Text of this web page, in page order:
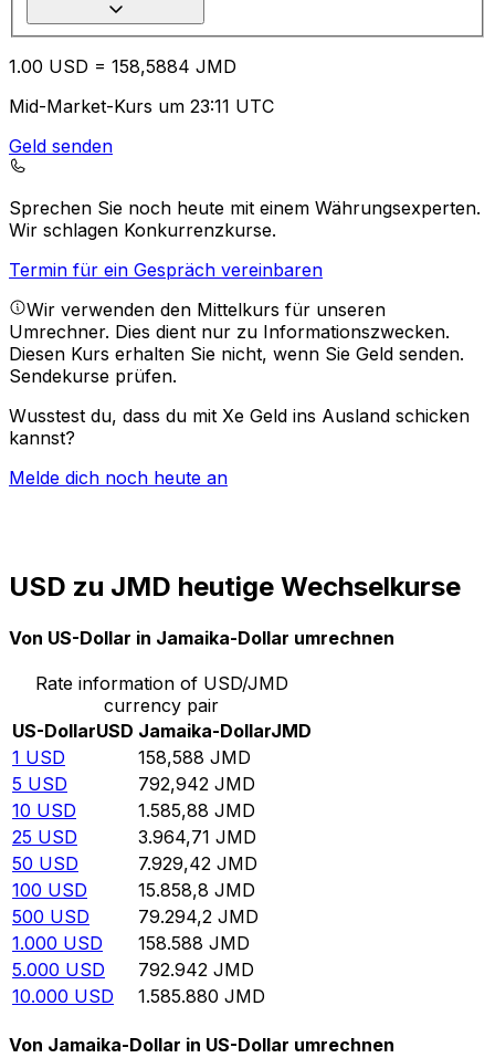
1.00 USD = 158,5884 JMD
Mid-Market-Kurs um 23:11 UTC
Geld senden
Sprechen Sie noch heute mit einem Währungsexperten.
Wir schlagen Konkurrenzkurse.
Termin für ein Gespräch vereinbaren
Wir verwenden den Mittelkurs für unseren
Umrechner. Dies dient nur zu Informationszwecken.
Diesen Kurs erhalten Sie nicht, wenn Sie Geld senden.
Sendekurse prüfen.
Wusstest du, dass du mit Xe Geld ins Ausland schicken
kannst?
Melde dich noch heute an
USD zu JMD heutige Wechselkurse
Von US-Dollar in Jamaika-Dollar umrechnen
Rate information of USD/JMD
currency pair
US-DollarUSD Jamaika-DollarJMD
1 USD 158,588 JMD
5 USD 792,942 JMD
10 USD 1.585,88 JMD
25 USD 3.964,71 JMD
50 USD 7.929,42 JMD
100 USD 15.858,8 JMD
500 USD 79.294,2 JMD
1.000 USD 158.588 JMD
5.000 USD 792.942 JMD
10.000 USD 1.585.880 JMD
Von Jamaika-Dollar in US-Dollar umrechnen